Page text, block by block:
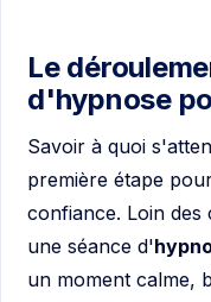
Le
d'hypnose
Savoir à quoi
première étape
confiance. Loin des
une séance d'
un moment calme,